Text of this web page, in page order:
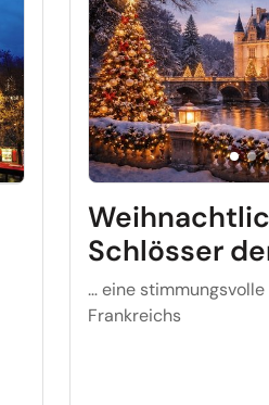
Schlösser
… eine stimmungsvolle
Frankreichs